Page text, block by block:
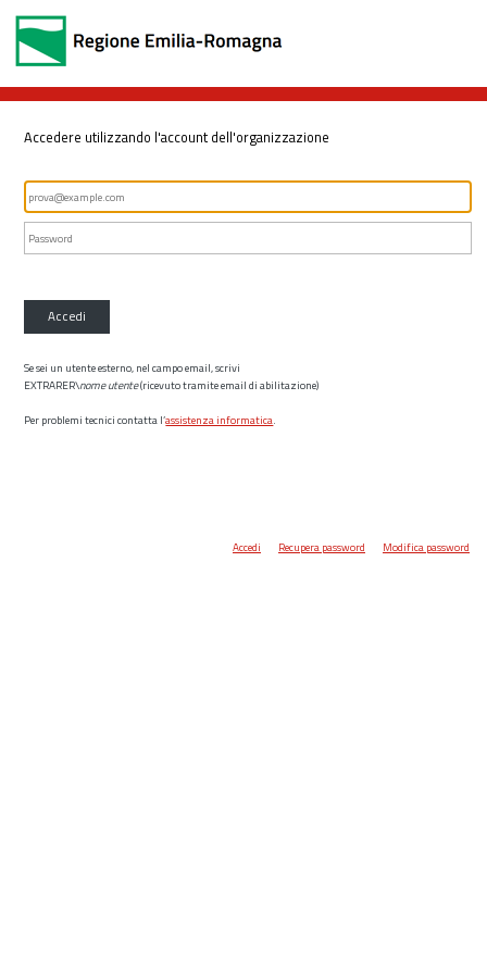
Accedere utilizzando l'account dell'organizzazione
Accedi
Se sei un utente esterno, nel campo email, scrivi
EXTRARER\nome utente(ricevuto tramite email di abilitazione)
Per problemi tecnici contatta l’assistenza informatica.
Accedi Recupera password Modifica password